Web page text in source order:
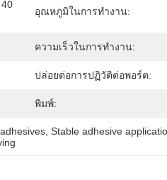
อุณหภูมิในการทำงาน:
ความเร็วในการทำงาน:
ปล่อยต่อการปฏิวัติต่อพอร์ต:
พิมพ์:
, Stable adhesive